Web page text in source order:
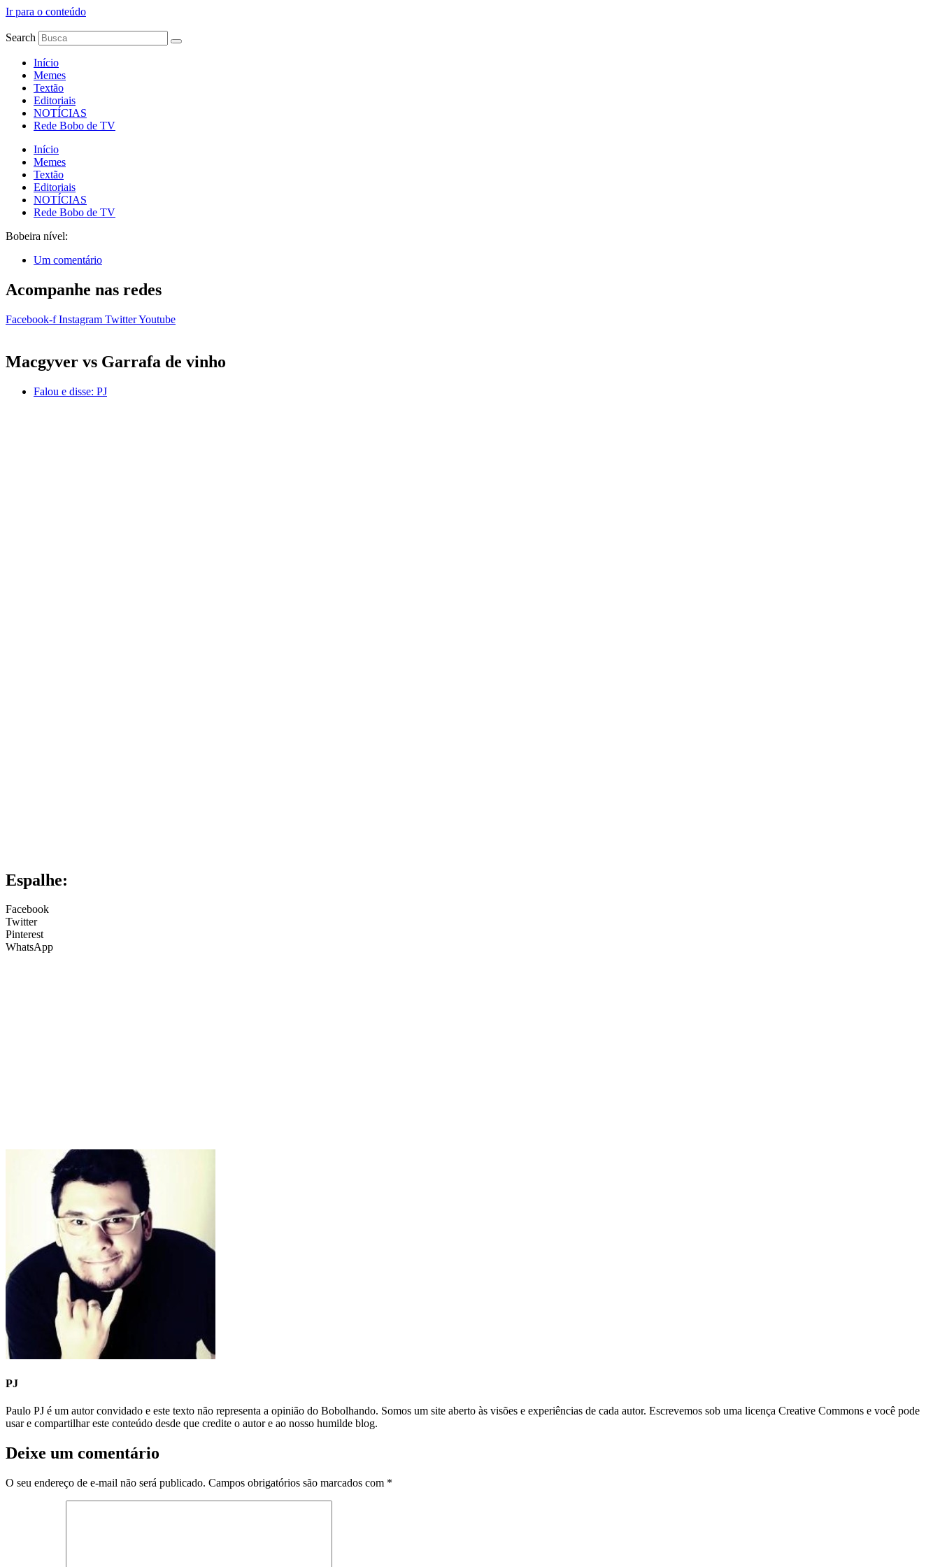
Ir para o conteúdo
Search
Início
Memes
Textão
Editoriais
NOTÍCIAS
Rede Bobo de TV
Início
Memes
Textão
Editoriais
NOTÍCIAS
Rede Bobo de TV
Bobeira nível:
Um comentário
Acompanhe nas redes
Facebook-f Instagram TwitterYoutube
Macgyver vs Garrafa de vinho
Falou e disse: PJ
Espalhe:
Facebook
Twitter
Pinterest
WhatsApp
PJ
Paulo PJ é um autor convidado e este texto não representa a opinião do Bobolhando. Somos um site aberto às visões e experiências de cada autor. Escrevemos sob uma licença Creative Commons e você pode
usar e compartilhar este conteúdo desde que credite o autor e ao nosso humilde blog.
Deixe um comentário
O seu endereço de e-mail não será publicado. Campos obrigatórios são marcados com *